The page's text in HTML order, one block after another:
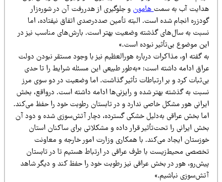
آب به سمت هامونو جلوگیری از هدررفت آن در شوره‌زار
انجام شده است. البته تأمین صددرصدی اتفاق نیفتاده، اما
به سال‌های گذشته وضعیت بهتر است. بارش‌های مناسب نیز در
موضوع بی‌تأثیر نبوده است.»
گفته او، مذاکرات درباره هورالعظیم نیز با وجود مستقر نبودن دولت
ادامه داشته است: «به‌طور طبیعی این مسئله شرایط را تا حدی
کرد و بر ارتباطات تأثیر گذاشت. اما وضعیت در دو سوی مرز
به گذشته بهتر شده و رایزنی‌ها ادامه داشته است. درواقع، بخش
هور مشکل خاصی ندارد و در تابستان رطوبت خود را حفظ می‌کند.
بخش عراقی به‌دلیل خشکی گسترده، دچار آتش‌سوزی شده و دود آن
ایرانی را تحت‌تأثیر قرار داده و مشکلاتی برای ساکنان استان
ایجاد می‌کند. با همکاری وزارت امور خارجه و معاونت
محیط‌زیست با طرف عراقی در ارتباط هستیم تا در تابستان
هور در بخش عراقی نیز رطوبت خود را حفظ کند و دیگر شاهد
نباشیم.»